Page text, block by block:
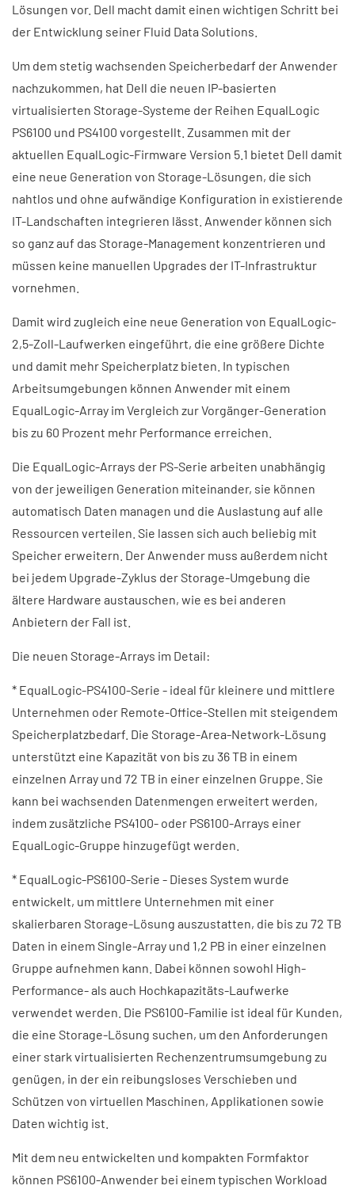
Lösungen vor. Dell macht damit einen wichtigen Schritt bei
der Entwicklung seiner Fluid Data Solutions.
Um dem stetig wachsenden Speicherbedarf der Anwender
nachzukommen, hat Dell die neuen IP-basierten
virtualisierten Storage-Systeme der Reihen EqualLogic
PS6100 und PS4100 vorgestellt. Zusammen mit der
aktuellen EqualLogic-Firmware Version 5.1 bietet Dell damit
eine neue Generation von Storage-Lösungen, die sich
nahtlos und ohne aufwändige Konfiguration in existierende
IT-Landschaften integrieren lässt. Anwender können sich
so ganz auf das Storage-Management konzentrieren und
müssen keine manuellen Upgrades der IT-Infrastruktur
vornehmen.
Damit wird zugleich eine neue Generation von EqualLogic-
2,5-Zoll-Laufwerken eingeführt, die eine größere Dichte
und damit mehr Speicherplatz bieten. In typischen
Arbeitsumgebungen können Anwender mit einem
EqualLogic-Array im Vergleich zur Vorgänger-Generation
bis zu 60 Prozent mehr Performance erreichen.
Die EqualLogic-Arrays der PS-Serie arbeiten unabhängig
von der jeweiligen Generation miteinander, sie können
automatisch Daten managen und die Auslastung auf alle
Ressourcen verteilen. Sie lassen sich auch beliebig mit
Speicher erweitern. Der Anwender muss außerdem nicht
bei jedem Upgrade-Zyklus der Storage-Umgebung die
ältere Hardware austauschen, wie es bei anderen
Anbietern der Fall ist.
Die neuen Storage-Arrays im Detail:
* EqualLogic-PS4100-Serie - ideal für kleinere und mittlere
Unternehmen oder Remote-Office-Stellen mit steigendem
Speicherplatzbedarf. Die Storage-Area-Network-Lösung
unterstützt eine Kapazität von bis zu 36 TB in einem
einzelnen Array und 72 TB in einer einzelnen Gruppe. Sie
kann bei wachsenden Datenmengen erweitert werden,
indem zusätzliche PS4100- oder PS6100-Arrays einer
EqualLogic-Gruppe hinzugefügt werden.
* EqualLogic-PS6100-Serie - Dieses System wurde
entwickelt, um mittlere Unternehmen mit einer
skalierbaren Storage-Lösung auszustatten, die bis zu 72 TB
Daten in einem Single-Array und 1,2 PB in einer einzelnen
Gruppe aufnehmen kann. Dabei können sowohl High-
Performance- als auch Hochkapazitäts-Laufwerke
verwendet werden. Die PS6100-Familie ist ideal für Kunden,
die eine Storage-Lösung suchen, um den Anforderungen
einer stark virtualisierten Rechenzentrumsumgebung zu
genügen, in der ein reibungsloses Verschieben und
Schützen von virtuellen Maschinen, Applikationen sowie
Daten wichtig ist.
Mit dem neu entwickelten und kompakten Formfaktor
können PS6100-Anwender bei einem typischen Workload